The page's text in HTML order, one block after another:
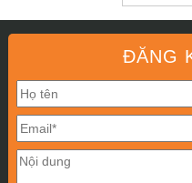
ĐĂNG